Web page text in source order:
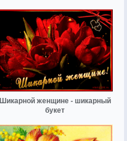
Шикарной женщине - шикарный
букет